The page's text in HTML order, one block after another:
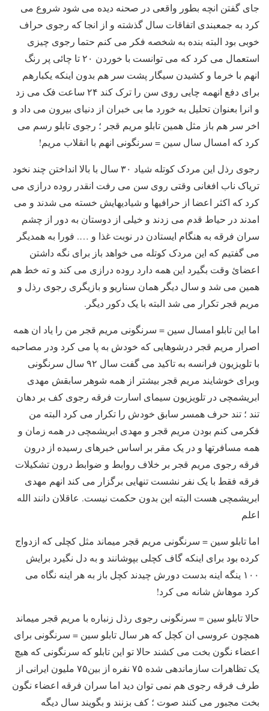
جای گفتن انچه بطور واقعی در صحنه دیده می شود شروع می
کرد به جمعبندی اتفاقات سال گذشته و از انجا که رجوی حراف
خوبی بود البته بنده به شخصه فکر می کنم حتما رجوی چیزی
استعمال می کرد که می توانست با خوردن ۲۰ تا چائی پر رنگ
انهم با خرما و کشیدن سیگار پشت سر هم بدون اینکه یکبارهم
برای دفع انهمه چایی روی سن را ترک کند ۲۴ ساعت فک می زد
و انرا بعنوان تحلیل به خورد ما بی خبران از دنیای بیرون می داد و
اخر سر هم باز مثل همین تابلو مریم قجر ؛ رجوی تابلو رسم می
کرد که امسال سال سین = سرنگونی انهم با انقلاب مریم!
رجوی رذل این مردک کوتله شیاد ۳۰ سال با بالا انداختن چند نخود
تریاک ناب افغانی وقتی روی سن می رفت انقدر روده درازی می
کرد که اکثر اعضا از حرافیها و شیادیهایش خسته می شدند و می
امدند در حیاط قدم می زدند و خیلی از دوستان به دور از چشم
سران فرقه به هنگام ایستادن در نوبت غذا و …. فورا به همدیگر
می گفتیم که این مردک کوتله می خواهد باز برای نگه داشتن
اعضائ وقت بگیرد این همه دارد روده درازی می کند و ته خط هم
همین می شد و سال دیگر همان سناریو و بازیگری رجوی رذل و
مریم قجر تکرار می شد البته با یک دکور دیگر.
اما این تابلو امسال سین = سرنگونی مریم قجر من را یاد ان همه
اصرار مریم قجر درشوهایی که خودش به پا می کرد ودر مصاحبه
با تلویزیون فرانسه به تاکید می گفت سال ۹۲ سال سرنگونی
وبرای خوشایند مریم قجر بیشتر از همه شوهر سابقش مهدی
ابریشمچی در تلویزیون سیمای اسارت فرقه رجوی کف بر دهان
تند ؛ تند حرف همسر سابق خودش را تکرار می کرد البته من
فکرمی کنم بودن مریم قجر و مهدی ابریشمچی در همه زمان و
همه مسافرتها و در یک مقر بر اساس خبرهای رسیده از درون
فرقه رجوی مریم قجر بر خلاف روابط و ضوابط درون تشکیلات
فرقه فقط با یک نفر نشست تنهایی برگزار می کند انهم مهدی
ابریشمچی هست البته این بدون حکمت نیست. عاقلان دانند الله
اعلم
اما تابلو سین = سرنگونی مریم قجر میماند مثل کچلی که ازدواج
کرده بود برای اینکه گاف کچلی بپوشانند و به دل نگیرد برایش
۱۰۰ ینگه اینه بدست دورش چیدند کچل باز به هر اینه نگاه می
کرد موهاش شانه می کرد!
حالا تابلو سین = سرنگونی رجوی رذل زنباره با مریم قجر میماند
همچون عروسی ان کچل که هر سال تابلو سین = سرنگونی برای
اعضاء نگون بخت می کشند حالا تو این تابلو که سرنگونی که هیچ
یک تظاهرات سازماندهی شده ۷۵ نفره از بین۷۵ ملیون ایرانی از
طرف فرقه رجوی هم نمی توان دید اما سران فرقه اعضاء نگون
بخت مجبور می کنند صوت ؛ کف بزنند و بگویند سال دیگه